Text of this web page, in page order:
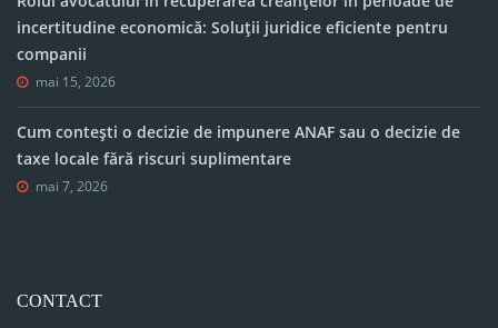
incertitudine economică: Soluții juridice eficiente pentru
companii
mai 15, 2026
Cum contești o decizie de impunere ANAF sau o decizie de
taxe locale fără riscuri suplimentare
mai 7, 2026
CONTACT